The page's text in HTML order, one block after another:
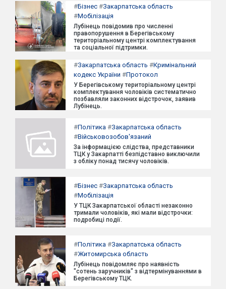
#Бізнес #Закарпатська область
#Мобілізація
Лубінець повідомив про численні
правопорушення в Берегівському
територіальному центрі комплектування
та соціальної підтримки.
#Закарпатська область #Кримінальний
кодекс України #Протокол
У Берегівському територіальному центрі
комплектування чоловіків систематично
позбавляли законних відстрочок, заявив
Лубінець.
#Політика #Закарпатська область
#Військовозобов'язаний
За інформацією слідства, представники
ТЦК у Закарпатті безпідставно виключили
з обліку понад тисячу чоловіків.
#Бізнес #Закарпатська область
#Мобілізація
У ТЦК Закарпатської області незаконно
тримали чоловіків, які мали відстрочки:
подробиці події.
#Політика #Закарпатська область
#Житомирська область
Лубінець повідомляє про наявність
"сотень заручників" з відтермінуваннями в
Берегівському ТЦК.